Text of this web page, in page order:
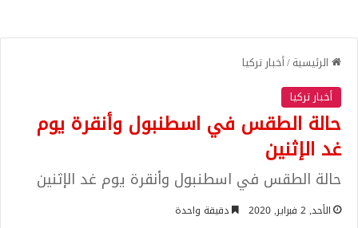
الرئيسية/أخبار تركيا
أخبار تركيا
حالة الطقس في اسطنبول وأنقرة يوم
غد الإثنين
حالة الطقس في اسطنبول وأنقرة يوم غد الإثنين
الأحد, 2 فبراير, 2020 دقيقة واحدة